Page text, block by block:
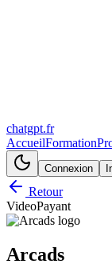
chatgpt.fr
AccueilFormation
Connexion
Retour
VideoPayant
Arcads